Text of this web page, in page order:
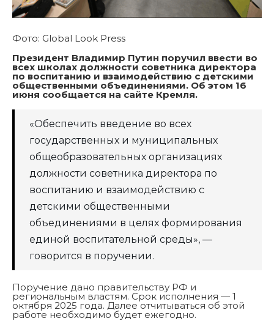
Фото: Global Look Press
Президент Владимир Путин поручил ввести во
всех школах должности советника директора
по воспитанию и взаимодействию с детскими
общественными объединениями. Об этом 16
июня сообщается на сайте Кремля.
«Обеспечить введение во всех
государственных и муниципальных
общеобразовательных организациях
должности советника директора по
воспитанию и взаимодействию с
детскими общественными
объединениями в целях формирования
единой воспитательной среды», —
говорится в поручении.
Поручение дано правительству РФ и
региональным властям. Срок исполнения — 1
октября 2025 года. Далее отчитываться об этой
работе необходимо будет ежегодно.